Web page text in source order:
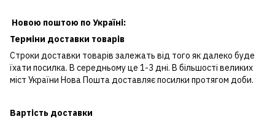
Новою поштою по Україні:
Терміни доставки товарів
Строки доставки товарів залежать від того як далеко буде
їхати посилка. В середньому це 1-3 дні. В більшості великих
міст України Нова Пошта доставляє посилки протягом доби.
Вартість доставки